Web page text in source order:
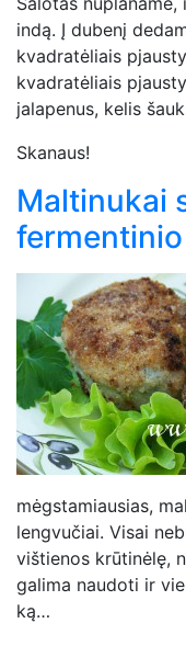
indą. Į dubenį
kvadratėliais
kvadratėliais
jalapenus, kelis
Skanaus!
Maltinukai
mėgstamiausias,
lengvučiai. Visai
vištienos krūtinėlę,
galima naudoti ir
ką…